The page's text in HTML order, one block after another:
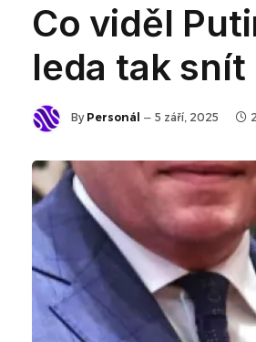
Co viděl
leda tak snít
By Personál 5 září, 2025